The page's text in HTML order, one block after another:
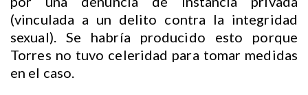
(vinculada a un delito contra la integridad
sexual). Se habría producido esto porque
Torres no tuvo celeridad para tomar medidas
en el caso.